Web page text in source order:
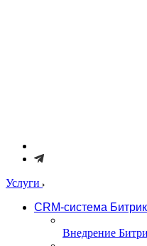
Услуги
CRM-система
Внедрение